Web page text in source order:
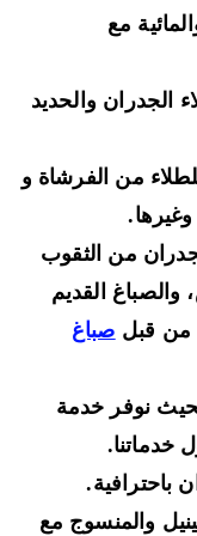
مع
والحديد
من الفرشاة و
من الثقوب
القديم
قبلصباغ
نوفر خدمة
والمنسوج مع